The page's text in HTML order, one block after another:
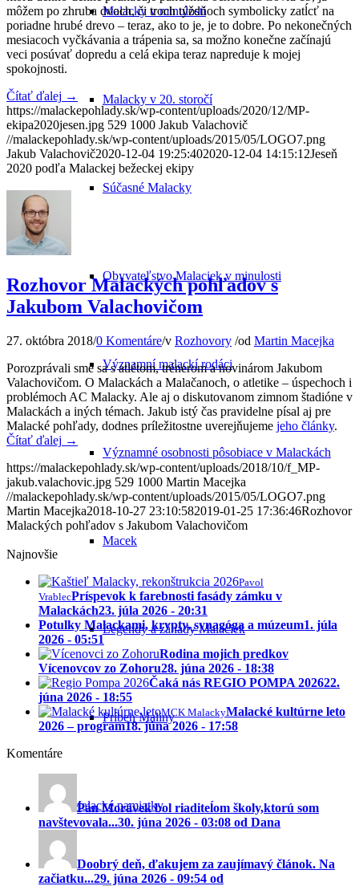
Malacky v minulosti
Malacky v 20. storočí
Súčasné Malacky
Obyvateľstvo Malaciek v minulosti
Významní malackí rodáci
Významné osobnosti pôsobiace v Malackách
Macek
Legendy a záhady Malaciek
Príbeh Maliny
Malacké pamiatky
môžem po zhruba dvoch, či troch týždňoch symbolicky zatĺcť na
poriadne hrubé drevo – teraz, ako to je, je to dobre. Po nekonečných
mesiacoch vyčkávania a trápenia sa, sa možno konečne začínajú
veci posúvať dopredu a celá ekipa teraz napreduje k mojej
spokojnosti.
Čítať ďalej →
https://malackepohlady.sk/wp-content/uploads/2020/12/MP-
ekipa2020jesen.jpg 529 1000 Jakub Valachovič
//malackepohlady.sk/wp-content/uploads/2015/05/LOGO7.png
Jakub Valachovič2020-12-04 19:25:402020-12-04 14:15:12Jeseň
2020 podľa Malackej bežeckej ekipy
Rozhovor Malackých pohľadov s
Jakubom Valachovičom
27. októbra 2018/0 Komentáre/v Rozhovory /od Martin Macejka
Porozprávali sme sa s atlétom, trénerom a novinárom Jakubom
Valachovičom. O Malackách a Malačanoch, o atletike – úspechoch i
problémoch AC Malacky. Ale aj o diskutovanom zimnom štadióne v
Malackách a iných témach. Jakub istý čas pravidelne písal aj pre
Malacké pohľady, dodnes príležitostne uverejňujeme jeho články.
Čítať ďalej →
https://malackepohlady.sk/wp-content/uploads/2018/10/f_MP-
jakub.valachovic.jpg 529 1000 Martin Macejka
//malackepohlady.sk/wp-content/uploads/2015/05/LOGO7.png
Martin Macejka2018-10-27 23:10:582019-01-25 17:36:46Rozhovor
Malackých pohľadov s Jakubom Valachovičom
Najnovšie
Pavol
VrablecPríspevok k farebnosti fasády zámku v
Malackách23. júla 2026 - 20:31
Potulky Malackami, krypty, synagóga a múzeum1. júla
2026 - 05:51
Rodina mojich predkov
Vícenovcov zo Zohoru28. júna 2026 - 18:38
Čaká nás REGIO POMPA 202622.
júna 2026 - 18:55
MCK MalackyMalacké kultúrne leto
2026 – program18. júna 2026 - 17:58
Komentáre
Pán Morávek bol riaditeĺom školy,ktorú som
navštevovala...30. júna 2026 - 03:08 od Dana
Doobrý deň, ďakujem za zaujímavý článok. Na
začiatku...29. júna 2026 - 09:54 od